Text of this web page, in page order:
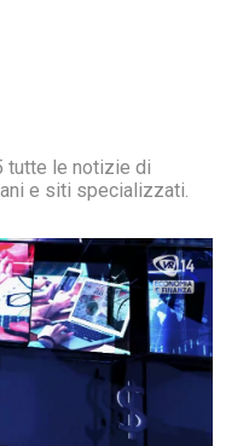
tutte le notizie di
e siti specializzati.